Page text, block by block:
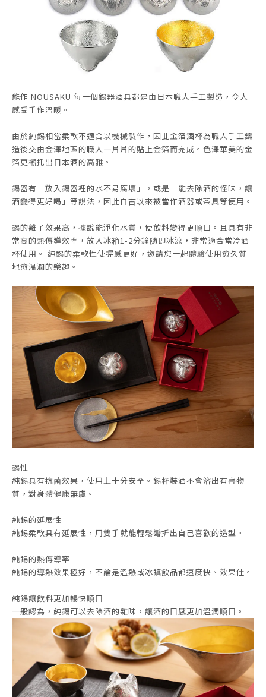
能作 NOUSAKU 每一個錫器酒具都是由日本職人手工製造，令人
感受手作溫暖。
由於純錫相當柔軟不適合以機械製作，因此金箔酒杯為職人手工鑄
造後交由金澤地區的職人一片片的貼上金箔而完成。色澤華美的金
箔更襯托出日本酒的高雅。
錫器有「放入錫器裡的水不易腐壞」，或是「能去除酒的怪味，讓
酒變得更好喝」等說法，因此自古以來被當作酒器或茶具等使用。
錫的離子效果高，據說能淨化水質，使飲料變得更順口。且具有非
常高的熱傳導效率，放入冰箱1-2分鐘隨即冰涼，非常適合當冷酒
杯使用。 純錫的柔軟性使握感更好，邀請您一起體驗使用愈久質
地愈溫潤的樂趣。
錫性
純錫具有抗菌效果，使用上十分安全。錫杯裝酒不會溶出有害物
質，對身體健康無虞。
純錫的延展性
純錫柔軟具有延展性，用雙手就能輕鬆彎折出自己喜歡的造型。
純錫的熱傳導率
純錫的導熱效果極好，不論是溫熱或冰鎮飲品都速度快、效果佳。
純錫讓飲料更加暢快順口
一般認為，純錫可以去除酒的雜味，讓酒的口感更加溫潤順口。